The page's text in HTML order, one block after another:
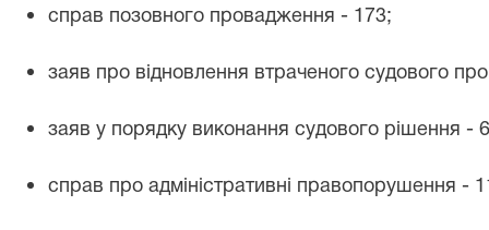
справ позовного провадження - 173;
заяв про відновлення втраченого судового
заяв у порядку виконання судового рішення -
справ про адміністративні правопорушення - 1